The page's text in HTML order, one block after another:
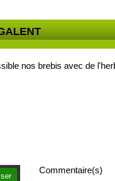
nos brebis avec de
Commentaire(s)